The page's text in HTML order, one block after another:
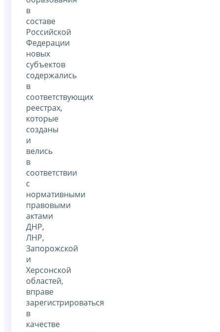
в
составе
Российской
Федерации
новых
субъектов
содержались
в
соответствующих
реестрах,
которые
созданы
и
велись
в
соответствии
с
нормативными
правовыми
актами
ДНР,
ЛНР,
Запорожской
и
Херсонской
областей,
вправе
зарегистрироваться
в
качестве